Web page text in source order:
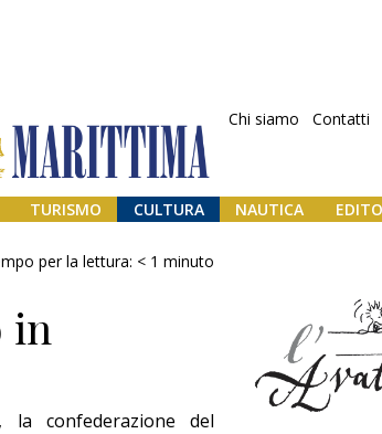
Chi siamo Contatti
TURISMO CULTURA NAUTICA
per la lettura: < 1 minuto
in
la confederazione del